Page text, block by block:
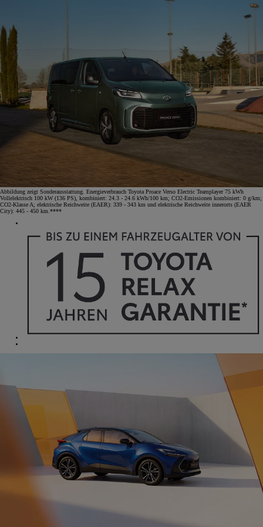
Abbildung zeigt Sonderausstattung. Energieverbrauch Toyota Proace Verso Electric Teamplayer 75 kWh
Vollelektrisch 100 kW (136 PS), kombiniert: 24.3 - 24.6 kWh/100 km; CO2-Emissionen kombiniert: 0 g/km;
CO2-Klasse A; elektrische Reichweite (EAER): 339 - 343 km und elektrische Reichweite innerorts (EAER
City): 445 - 450 km.****